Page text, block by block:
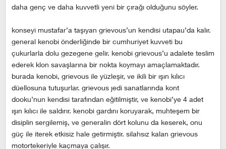
daha genç ve daha kuvvetli yeni bir çırağı olduğunu söyler.
konseyi mustafar’a taşıyan grievous’un kendisi utapau’da kalır.
general kenobi önderliğinde bir cumhuriyet kuvveti bu
çukurlarla dolu gezegene gelir. kenobi grievous’u adalete teslim
ederek klon savaşlarına bir nokta koymayı amaçlamaktadır.
burada kenobi, grievous ile yüzleşir, ve ikili bir ışın kılıcı
düellosuna tutuşurlar. grievous jedi sanatlarında kont
dooku’nun kendisi tarafından eğitilmiştir, ve kenobi’ye 4 adet
ışın kılıcı ile saldırır. kenobi gardını koruyarak, muhteşem bir
disiplin sergilemiş, ve generalin dört kolunu da keserek, onu
güç ile iterek etkisiz hale getirmiştir. silahsız kalan grievous
motortekeriyle kaçmaya çalışır.